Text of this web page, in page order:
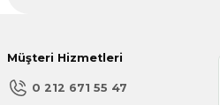
Müşteri Hizmetleri
0 212 671 55 47